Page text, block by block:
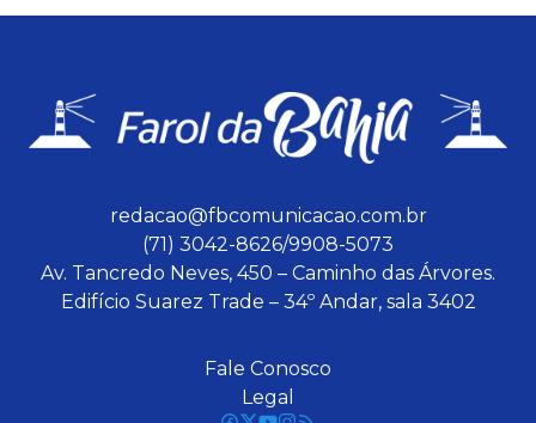
redacao@fbcomunicacao.com.br
(71) 3042-8626/9908-5073
Av. Tancredo Neves, 450 – Caminho das Árvores.
Edifício Suarez Trade – 34º Andar, sala 3402
Fale Conosco
Legal